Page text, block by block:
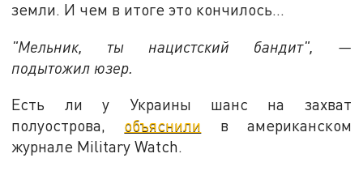
земли. И чем в итоге это кончилось…
"Мельник, ты нацистский бандит", —
подытожил юзер.
Есть ли у Украины шанс на захват
полуострова, объяснили в американском
журнале Military Watch.